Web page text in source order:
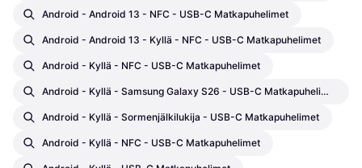
Android - Android 13 - NFC - USB-C Matkapuhelimet
Android - Android 13 - Kyllä - NFC - USB-C Matkapuhelimet
Android - Kyllä - NFC - USB-C Matkapuhelimet
Android - Kyllä - Samsung Galaxy S26 - USB-C Matkapuhelimet
Android - Kyllä - Sormenjälkilukija - USB-C Matkapuhelimet
Android - Kyllä - NFC - USB-C Matkapuhelimet